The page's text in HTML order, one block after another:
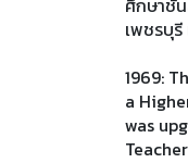
เพชรบุ
1969:
a
was